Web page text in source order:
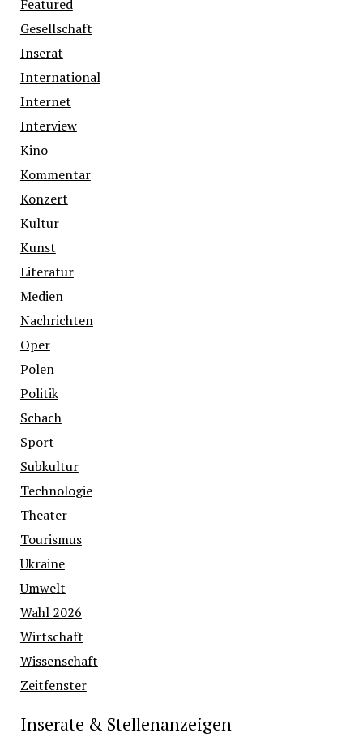
Featured
Gesellschaft
Inserat
International
Internet
Interview
Kino
Kommentar
Konzert
Kultur
Kunst
Literatur
Medien
Nachrichten
Oper
Polen
Politik
Schach
Sport
Subkultur
Technologie
Theater
Tourismus
Ukraine
Umwelt
Wahl 2026
Wirtschaft
Wissenschaft
Zeitfenster
Inserate & Stellenanzeigen